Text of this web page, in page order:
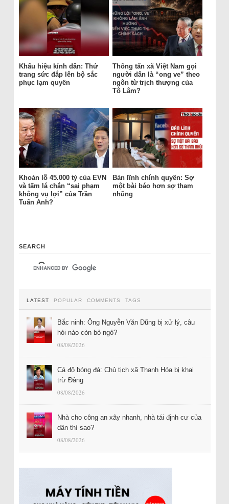
Khẩu hiệu kính dân: Thứ
trang sức đắp lên bộ sắc
phục lạm quyền
Thông tấn xã Việt Nam gọi
người dân là “ong ve” theo
ngôn từ trịch thượng của
Tô Lâm?
Khoản lỗ 45.000 tỷ của EVN
và tấm lá chắn “sai phạm
không vụ lợi” của Trần
Tuấn Anh?
Bản lĩnh chính quyền: Sợ
một bài báo hơn sợ tham
nhũng
SEARCH
LATEST POPULAR COMMENTS TAGS
Bắc ninh: Ông Nguyễn Văn Dũng bị xử lý, câu
hỏi nào còn bỏ ngỏ?
08/08/2026
Cá độ bóng đá: Chủ tịch xã Thanh Hóa bị khai
trừ Đảng
08/08/2026
Nhà cho công an xây nhanh, nhà tái định cư của
dân thì sao?
08/08/2026